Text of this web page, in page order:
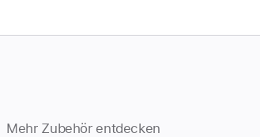
Mehr Zubehör entdecken